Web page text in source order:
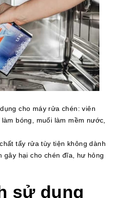
cho máy rửa chén: viên
bóng, muối làm mềm nước,
tẩy rửa tùy tiện không dành
gây hại cho chén đĩa, hư hỏng
sử dụng